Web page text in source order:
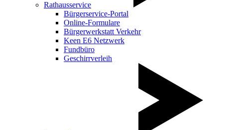
Rathausservice
Bürgerservice-Portal
Online-Formulare
Bürgerwerkstatt Verkehr
Keen E6 Netzwerk
Fundbüro
Geschirrverleih